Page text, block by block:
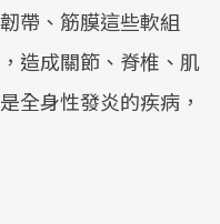
帶、筋膜這些軟組
造成關節、脊椎、肌
全身性發炎的疾病，